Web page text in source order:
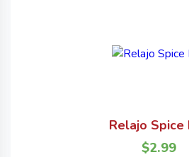
Relajo Spice
$2.99